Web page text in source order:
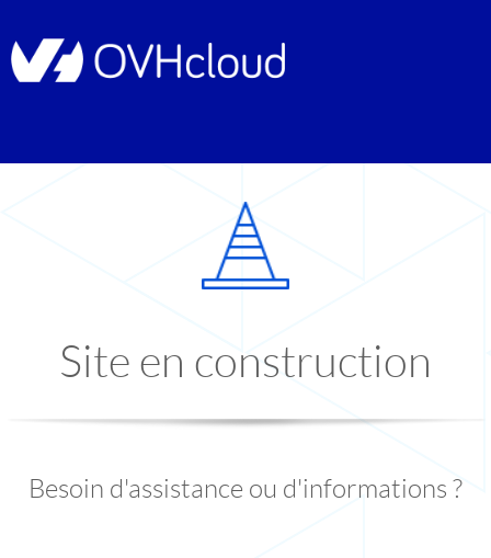
Site en construction
Besoin d'assistance ou d'informations ?